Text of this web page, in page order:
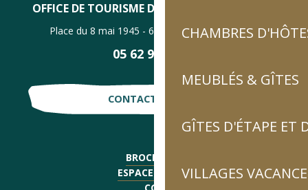
CHAMBRES
MEUBLÉS & GÎTES
GÎTES D'ÉTAPE ET
VILLAGES
OFFICE DE TOURISME DE LUZ-SAINT-SAUVEUR
Place du 8 mai 1945 - 65120 Luz-Saint-Sauveur
05 62 92 30 30
CONTACTE-NOUS !
BROCHURES
ESPACE PRESSE